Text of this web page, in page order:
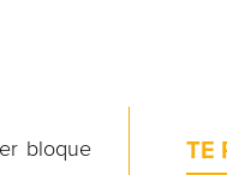
bloque
TE